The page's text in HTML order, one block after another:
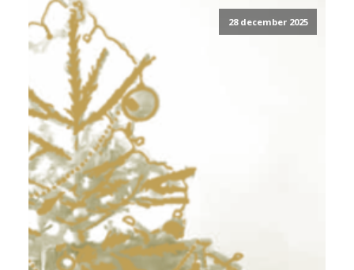
28 december 2025